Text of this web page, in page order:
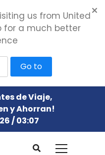
de Viaje,
y Ahorran!
/ 03:07
us from United
for a much better
Go to